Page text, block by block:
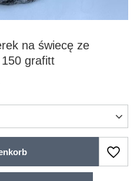
na świecę ze
150 grafitt